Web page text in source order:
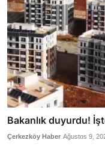
Bakanlık duyurdu!
Çerkezköy Haber Ağustos 9,